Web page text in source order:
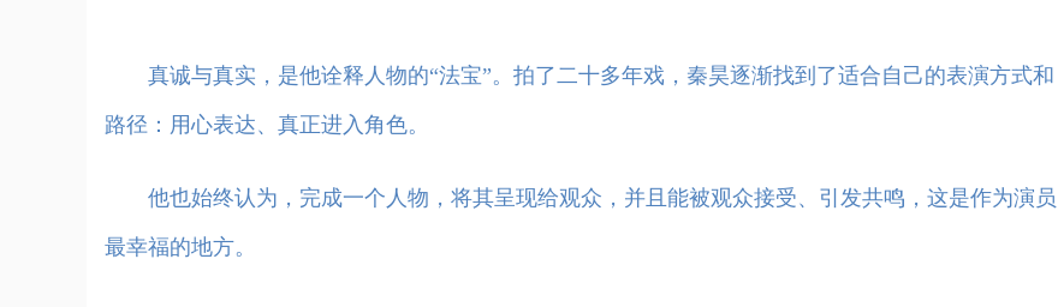
真诚与真实，是他诠释人物的“法宝”。拍了二十多年戏，秦昊逐渐找到了适合自己的表演方式和
路径：用心表达、真正进入角色。
他也始终认为，完成一个人物，将其呈现给观众，并且能被观众接受、引发共鸣，这是作为演员
最幸福的地方。